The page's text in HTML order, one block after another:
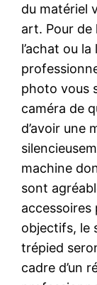
du matériel
art. Pour
l’achat ou
photo vous
caméra de
d’avoir une
machine
sont
accessoires
objectifs, le
trépied
cadre d’un